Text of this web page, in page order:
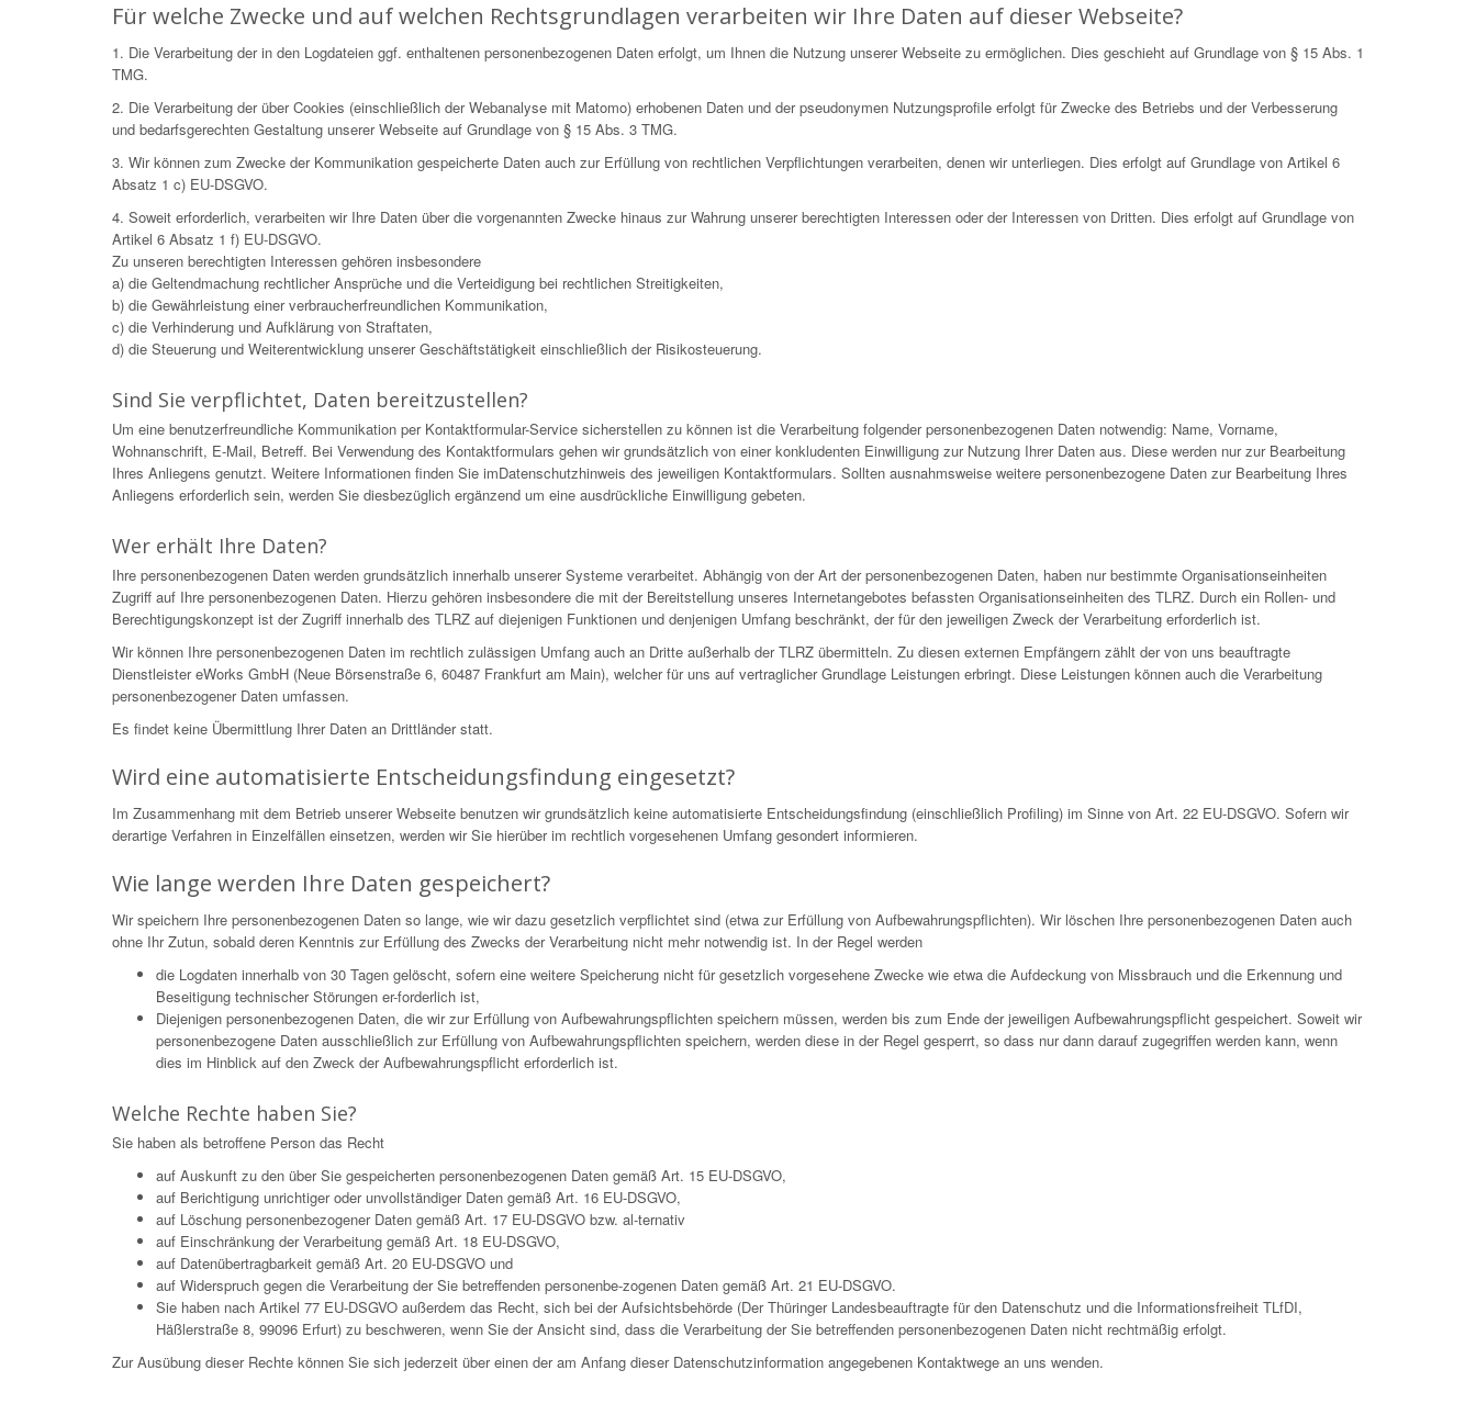
Für welche Zwecke und auf welchen Rechtsgrundlagen verarbeiten wir Ihre Daten auf dieser Webseite?
1. Die Verarbeitung der in den Logdateien ggf. enthaltenen personenbezogenen Daten erfolgt, um Ihnen die Nutzung unserer Webseite zu ermöglichen. Dies geschieht auf Grundlage von § 15 Abs. 1
TMG.
2. Die Verarbeitung der über Cookies (einschließlich der Webanalyse mit Matomo) erhobenen Daten und der pseudonymen Nutzungsprofile erfolgt für Zwecke des Betriebs und der Verbesserung
und bedarfsgerechten Gestaltung unserer Webseite auf Grundlage von § 15 Abs. 3 TMG.
3. Wir können zum Zwecke der Kommunikation gespeicherte Daten auch zur Erfüllung von rechtlichen Verpflichtungen verarbeiten, denen wir unterliegen. Dies erfolgt auf Grundlage von Artikel 6
Absatz 1 c) EU-DSGVO.
4. Soweit erforderlich, verarbeiten wir Ihre Daten über die vorgenannten Zwecke hinaus zur Wahrung unserer berechtigten Interessen oder der Interessen von Dritten. Dies erfolgt auf Grundlage von
Artikel 6 Absatz 1 f) EU-DSGVO.
Zu unseren berechtigten Interessen gehören insbesondere
a) die Geltendmachung rechtlicher Ansprüche und die Verteidigung bei rechtlichen Streitigkeiten,
b) die Gewährleistung einer verbraucherfreundlichen Kommunikation,
c) die Verhinderung und Aufklärung von Straftaten,
d) die Steuerung und Weiterentwicklung unserer Geschäftstätigkeit einschließlich der Risikosteuerung.
Sind Sie verpflichtet, Daten bereitzustellen?
Um eine benutzerfreundliche Kommunikation per Kontaktformular-Service sicherstellen zu können ist die Verarbeitung folgender personenbezogenen Daten notwendig: Name, Vorname,
Wohnanschrift, E-Mail, Betreff. Bei Verwendung des Kontaktformulars gehen wir grundsätzlich von einer konkludenten Einwilligung zur Nutzung Ihrer Daten aus. Diese werden nur zur Bearbeitung
Ihres Anliegens genutzt. Weitere Informationen finden Sie imDatenschutzhinweis des jeweiligen Kontaktformulars. Sollten ausnahmsweise weitere personenbezogene Daten zur Bearbeitung Ihres
Anliegens erforderlich sein, werden Sie diesbezüglich ergänzend um eine ausdrückliche Einwilligung gebeten.
Wer erhält Ihre Daten?
Ihre personenbezogenen Daten werden grundsätzlich innerhalb unserer Systeme verarbeitet. Abhängig von der Art der personenbezogenen Daten, haben nur bestimmte Organisationseinheiten
Zugriff auf Ihre personenbezogenen Daten. Hierzu gehören insbesondere die mit der Bereitstellung unseres Internetangebotes befassten Organisationseinheiten des TLRZ. Durch ein Rollen- und
Berechtigungskonzept ist der Zugriff innerhalb des TLRZ auf diejenigen Funktionen und denjenigen Umfang beschränkt, der für den jeweiligen Zweck der Verarbeitung erforderlich ist.
Wir können Ihre personenbezogenen Daten im rechtlich zulässigen Umfang auch an Dritte außerhalb der TLRZ übermitteln. Zu diesen externen Empfängern zählt der von uns beauftragte
Dienstleister eWorks GmbH (Neue Börsenstraße 6, 60487 Frankfurt am Main), welcher für uns auf vertraglicher Grundlage Leistungen erbringt. Diese Leistungen können auch die Verarbeitung
personenbezogener Daten umfassen.
Es findet keine Übermittlung Ihrer Daten an Drittländer statt.
Wird eine automatisierte Entscheidungsfindung eingesetzt?
Im Zusammenhang mit dem Betrieb unserer Webseite benutzen wir grundsätzlich keine automatisierte Entscheidungsfindung (einschließlich Profiling) im Sinne von Art. 22 EU-DSGVO. Sofern wir
derartige Verfahren in Einzelfällen einsetzen, werden wir Sie hierüber im rechtlich vorgesehenen Umfang gesondert informieren.
Wie lange werden Ihre Daten gespeichert?
Wir speichern Ihre personenbezogenen Daten so lange, wie wir dazu gesetzlich verpflichtet sind (etwa zur Erfüllung von Aufbewahrungspflichten). Wir löschen Ihre personenbezogenen Daten auch
ohne Ihr Zutun, sobald deren Kenntnis zur Erfüllung des Zwecks der Verarbeitung nicht mehr notwendig ist. In der Regel werden
die Logdaten innerhalb von 30 Tagen gelöscht, sofern eine weitere Speicherung nicht für gesetzlich vorgesehene Zwecke wie etwa die Aufdeckung von Missbrauch und die Erkennung und
Beseitigung technischer Störungen er-forderlich ist,
Diejenigen personenbezogenen Daten, die wir zur Erfüllung von Aufbewahrungspflichten speichern müssen, werden bis zum Ende der jeweiligen Aufbewahrungspflicht gespeichert. Soweit wir
personenbezogene Daten ausschließlich zur Erfüllung von Aufbewahrungspflichten speichern, werden diese in der Regel gesperrt, so dass nur dann darauf zugegriffen werden kann, wenn
dies im Hinblick auf den Zweck der Aufbewahrungspflicht erforderlich ist.
Welche Rechte haben Sie?
Sie haben als betroffene Person das Recht
auf Auskunft zu den über Sie gespeicherten personenbezogenen Daten gemäß Art. 15 EU-DSGVO,
auf Berichtigung unrichtiger oder unvollständiger Daten gemäß Art. 16 EU-DSGVO,
auf Löschung personenbezogener Daten gemäß Art. 17 EU-DSGVO bzw. al-ternativ
auf Einschränkung der Verarbeitung gemäß Art. 18 EU-DSGVO,
auf Datenübertragbarkeit gemäß Art. 20 EU-DSGVO und
auf Widerspruch gegen die Verarbeitung der Sie betreffenden personenbe-zogenen Daten gemäß Art. 21 EU-DSGVO.
Sie haben nach Artikel 77 EU-DSGVO außerdem das Recht, sich bei der Aufsichtsbehörde (Der Thüringer Landesbeauftragte für den Datenschutz und die Informationsfreiheit TLfDI,
Häßlerstraße 8, 99096 Erfurt) zu beschweren, wenn Sie der Ansicht sind, dass die Verarbeitung der Sie betreffenden personenbezogenen Daten nicht rechtmäßig erfolgt.
Zur Ausübung dieser Rechte können Sie sich jederzeit über einen der am Anfang dieser Datenschutzinformation angegebenen Kontaktwege an uns wenden.